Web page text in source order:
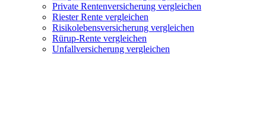
Private Rentenversicherung vergleichen
Riester Rente vergleichen
Risikolebensversicherung vergleichen
Rürup-Rente vergleichen
Unfallversicherung vergleichen